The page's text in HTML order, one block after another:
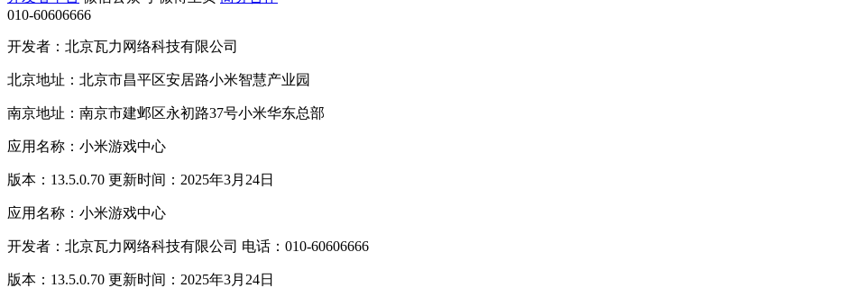
010-60606666
开发者：北京瓦力网络科技有限公司
北京地址：北京市昌平区安居路小米智慧产业园
南京地址：南京市建邺区永初路37号小米华东总部
应用名称：小米游戏中心
版本：13.5.0.70 更新时间：2025年3月24日
应用名称：小米游戏中心
开发者：北京瓦力网络科技有限公司 电话：010-60606666
版本：13.5.0.70 更新时间：2025年3月24日